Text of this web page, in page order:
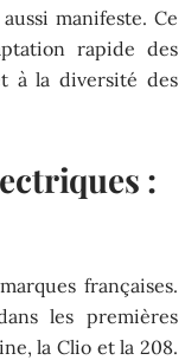
manifeste. Ce
rapide des
à la diversité des
:
françaises.
les premières
la Clio et la 208.